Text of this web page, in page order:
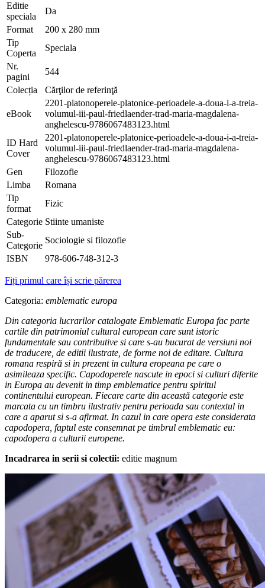
Editie
speciala
Da
Format
200 x 280 mm
Tip
Coperta
Speciala
Nr.
pagini
544
Colecția
Cărţilor de referinţă
eBook
2201-platonoperele-platonice-perioadele-a-doua-i-a-treia-
volumul-iii-paul-friedlaender-trad-maria-magdalena-
anghelescu-9786067483123.html
ID Hard
Cover
2201-platonoperele-platonice-perioadele-a-doua-i-a-treia-
volumul-iii-paul-friedlaender-trad-maria-magdalena-
anghelescu-9786067483123.html
Gen
Filozofie
Limba
Romana
Tip
format
Fizic
Categorie Stiinte umaniste
Sub-
Categorie
Sociologie si filozofie
ISBN
978-606-748-312-3
Fiți primul care își scrie părerea
Categoria: emblematic europa
Din categoria lucrarilor catalogate Emblematic Europa fac parte
cartile din patrimoniul cultural european care sunt istoric
fundamentale sau contributive si care s-au bucurat de versiuni noi
de traducere, de editii ilustrate, de forme noi de editare. Cultura
romana respiră si in prezent in cultura eropeana pe care o
asimileaza specific. Capodoperele nascute in epoci si culturi diferite
in Europa au devenit in timp emblematice pentru spiritul
continentului european. Fiecare carte din această categorie este
marcata cu un timbru ilustrativ pentru perioada sau contextul in
care a aparut si s-a afirmat. In cazul in care opera este considerata
capodopera, faptul este consemnat pe timbrul emblematic eu:
capodopera a culturii europene.
Incadrarea in serii si colectii: editie magnum